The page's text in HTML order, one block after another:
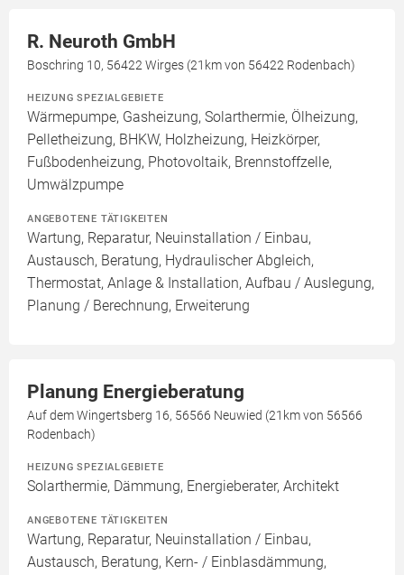
R. Neuroth GmbH
Boschring 10, 56422 Wirges (21km von 56422 Rodenbach)
HEIZUNG SPEZIALGEBIETE
Wärmepumpe, Gasheizung, Solarthermie, Ölheizung,
Pelletheizung, BHKW, Holzheizung, Heizkörper,
Fußbodenheizung, Photovoltaik, Brennstoffzelle,
Umwälzpumpe
ANGEBOTENE TÄTIGKEITEN
Wartung, Reparatur, Neuinstallation / Einbau,
Austausch, Beratung, Hydraulischer Abgleich,
Thermostat, Anlage & Installation, Aufbau / Auslegung,
Planung / Berechnung, Erweiterung
Planung Energieberatung
Auf dem Wingertsberg 16, 56566 Neuwied (21km von 56566
Rodenbach)
HEIZUNG SPEZIALGEBIETE
Solarthermie, Dämmung, Energieberater, Architekt
ANGEBOTENE TÄTIGKEITEN
Wartung, Reparatur, Neuinstallation / Einbau,
Austausch, Beratung, Kern- / Einblasdämmung,